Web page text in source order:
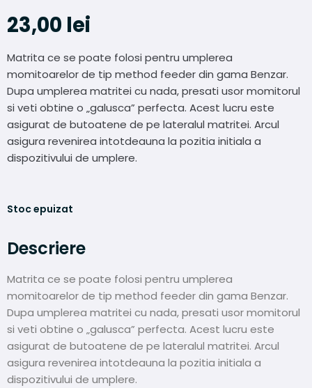
23,00 lei
Matrita ce se poate folosi pentru umplerea
momitoarelor de tip method feeder din gama Benzar.
Dupa umplerea matritei cu nada, presati usor momitorul
si veti obtine o „galusca” perfecta. Acest lucru este
asigurat de butoatene de pe lateralul matritei. Arcul
asigura revenirea intotdeauna la pozitia initiala a
dispozitivului de umplere.
Stoc epuizat
Descriere
Matrita ce se poate folosi pentru umplerea
momitoarelor de tip method feeder din gama Benzar.
Dupa umplerea matritei cu nada, presati usor momitorul
si veti obtine o „galusca” perfecta. Acest lucru este
asigurat de butoatene de pe lateralul matritei. Arcul
asigura revenirea intotdeauna la pozitia initiala a
dispozitivului de umplere.